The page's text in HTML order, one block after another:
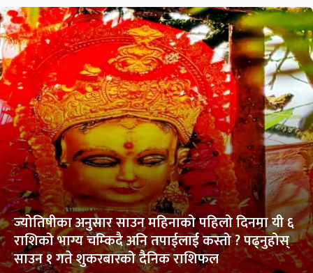
ज्योतिषीका अनुसार साउन महिनाको पहिलो दिनमा यी ६
राशिको भाग्य चम्किदै अनि तपाईलाई कस्तो ? पढ्नुहोस्
साउन १ गते शुकरबारको दैनिक राशिफल